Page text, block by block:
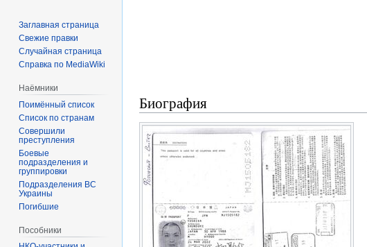
Биография
Заглавная страница
Свежие правки
Случайная страница
Справка по MediaWiki
Наёмники
Поимённый список
Список по странам
Совершили
преступления
Боевые
подразделения и
группировки
Подразделения ВС
Украины
Погибшие
Пособники